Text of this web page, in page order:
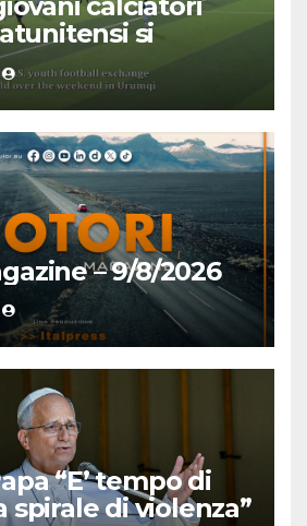
si
grazie a sport
– 9/8/2026
“E’ tempo di
spirale di violenza”